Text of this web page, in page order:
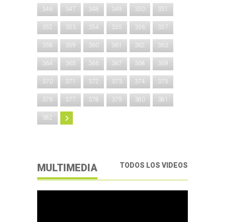
346 347 348 349 350 351
352 353 354 355 356 357
358 359 360 361 362 363
364 365 366 367 368 369
370 371 372 373 374 375
376 377 378 379 380 381
382
MULTIMEDIA TODOS LOS VIDEOS